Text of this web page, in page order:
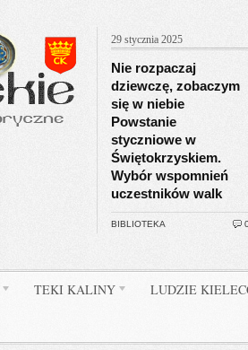
29 stycznia 2025
Nie rozpaczaj
dziewczę, zobaczym
się w niebie
Powstanie
styczniowe w
Świętokrzyskiem.
Wybór wspomnień
uczestników walk
BIBLIOTEKA
TEKI KALINY LUDZIE